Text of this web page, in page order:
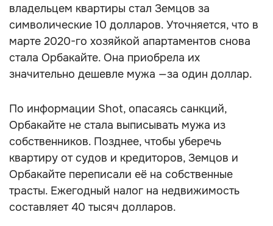
владельцем квартиры стал Земцов за
символические 10 долларов. Уточняется, что в
марте 2020-го хозяйкой апартаментов снова
стала Орбакайте. Она приобрела их
значительно дешевле мужа —за один доллар.
По информации Shot, опасаясь санкций,
Орбакайте не стала выписывать мужа из
собственников. Позднее, чтобы уберечь
квартиру от судов и кредиторов, Земцов и
Орбакайте переписали её на собственные
трасты. Ежегодный налог на недвижимость
составляет 40 тысяч долларов.